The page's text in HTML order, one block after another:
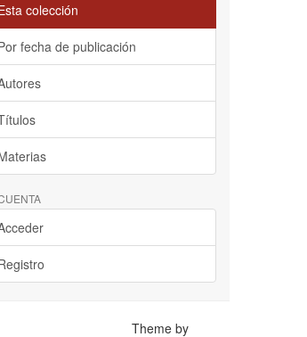
colección
fecha de publicación
Theme by